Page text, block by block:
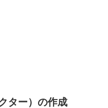
ター）の作成